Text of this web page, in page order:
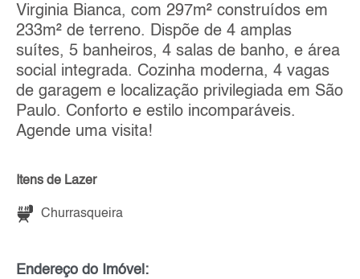
Virginia Bianca, com 297m² construídos em
233m² de terreno. Dispõe de 4 amplas
suítes, 5 banheiros, 4 salas de banho, e área
social integrada. Cozinha moderna, 4 vagas
de garagem e localização privilegiada em São
Paulo. Conforto e estilo incomparáveis.
Agende uma visita!
Itens de Lazer
Churrasqueira
Endereço do Imóvel: